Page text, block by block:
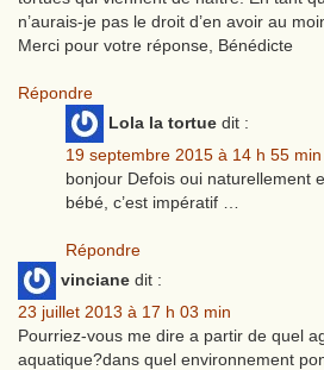
n’aurais-je pas le droit d’en avoir au
Merci pour votre réponse, Bénédicte
Répondre
Lola la tortue dit :
19 septembre 2015 à 14 h 55 min
bonjour Defois oui naturellement
bébé, c’est impératif …
Répondre
vinciane dit :
23 juillet 2013 à 17 h 03 min
Pourriez-vous me dire a partir de quel
aquatique?dans quel environnement